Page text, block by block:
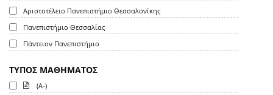
Αριστοτέλειο Πανεπιστήμιο Θεσσαλονίκης
Πανεπιστήμιο Θεσσαλίας
Πάντειον Πανεπιστήμιο
ΤΥΠΟΣ ΜΑΘΗΜΑΤΟΣ
(A-)